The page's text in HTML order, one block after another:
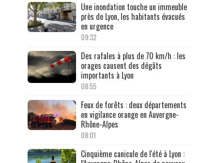
Une inondation touche un immeuble
près de Lyon, les habitants évacués
en urgence
09:32
Des rafales à plus de 70 km/h : les
orages causent des dégâts
importants à Lyon
08:55
Feux de forêts : deux départements
en vigilance orange en Auvergne-
Rhône-Alpes
08:01
Cinquième canicule de l'été à Lyon :